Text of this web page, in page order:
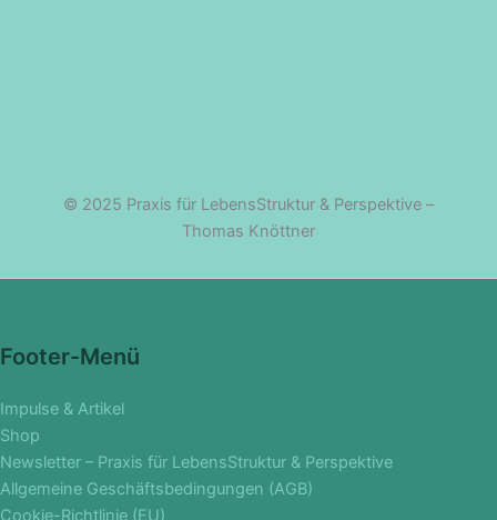
© 2025 Praxis für LebensStruktur & Perspektive –
Thomas Knöttner
Footer-Menü
Impulse & Artikel
Shop
Newsletter – Praxis für LebensStruktur & Perspektive
Allgemeine Geschäftsbedingungen (AGB)
Cookie-Richtlinie (EU)